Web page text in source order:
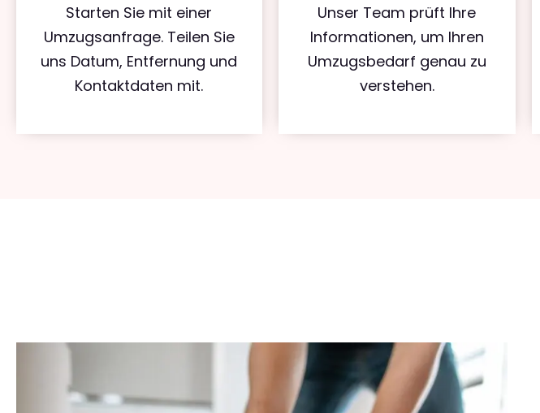
Starten Sie mit einer
Umzugsanfrage. Teilen Sie
uns Datum, Entfernung und
Kontaktdaten mit.
Unser Team prüft Ihre
Informationen, um Ihren
Umzugsbedarf genau zu
verstehen.